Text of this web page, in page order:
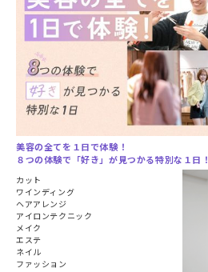
美容の全てを１日で体験！
８つの体験で「好き」が見つかる特別な１日！
カット
ワインディング
ヘアアレンジ
アイロンテクニック
メイク
エステ
ネイル
ファッション